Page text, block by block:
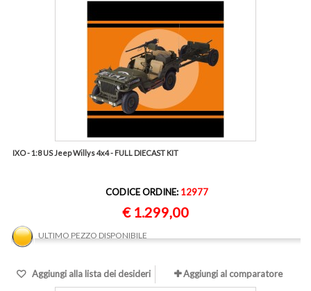
IXO - 1:8 US Jeep Willys 4x4 - FULL DIECAST KIT
CODICE ORDINE: 12977
€ 1.299,00
ULTIMO PEZZO DISPONIBILE
Aggiungi alla lista dei desideri Aggiungi al comparatore